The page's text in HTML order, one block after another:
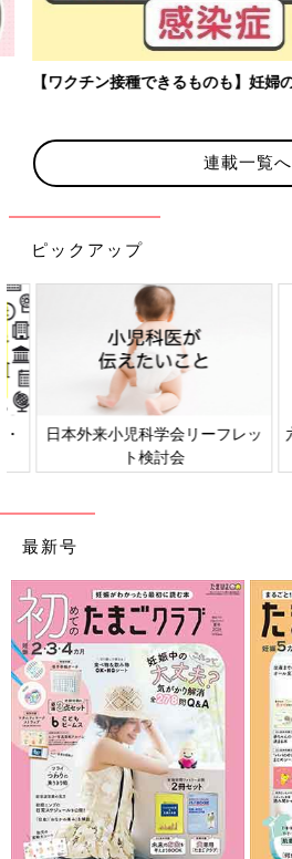
【ワクチン接種できるものも】妊婦の
連載一覧へ
ピックアップ
日本外来小児科学会リーフレッ
ト検討会
六
最新号